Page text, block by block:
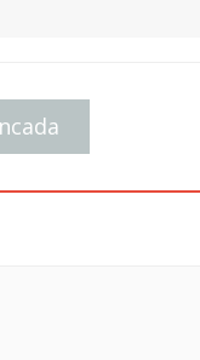
h Sopar (cafeteria